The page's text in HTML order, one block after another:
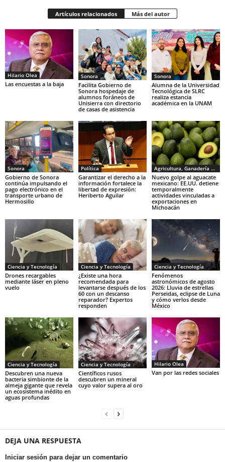
Artículos relacionados Más del autor
Hilario Olea
Las encuestas a la baja
Sonora
Facilita Gobierno de
Sonora hospedaje de
alumnos foráneos de
Unisierra con directorio
de casas de asistencia
Sonora
Alumna de la Universidad
Tecnológica de SLRC
realiza estancia
académica en la UNAM
Sonora
Gobierno de Sonora
continúa impulsando el
pago electrónico en el
transporte urbano de
Hermosillo
Política
Garantizar el derecho a la
información fortalece la
libertad de expresión:
Heriberto Aguilar
Agricultura, Ganadería y Pesca
Nuevo golpe al aguacate
mexicano: EE.UU. detiene
temporalmente
actividades vinculadas a
exportaciones en
Michoacán
Ciencia y Tecnología
Drones recargables
mediante láser en pleno
vuelo
Ciencia y Tecnología
¿Existe una hora
recomendada para
levantarse después de los
60 con un descanso
reparador? Expertos
responden
Ciencia y Tecnología
Fenómenos
astronómicos de agosto
2026: Lluvia de estrellas
Perseidas, eclipse de Luna
y cómo verlos desde
México
Ciencia y Tecnología
Descubren una nueva
bacteria simbionte de la
almeja gigante que revela
un ecosistema inédito en
aguas profundas
Ciencia y Tecnología
Científicos rusos
descubren un mineral
cuyo valor supera al oro
Hilario Olea
Van por las redes sociales
DEJA UNA RESPUESTA
Iniciar sesión para dejar un comentario